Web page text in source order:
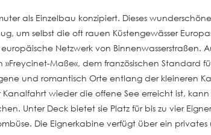
als Einzelbau konzipiert. Dieses
um selbst die oft rauen Küstengewässer
Netzwerk von Binnenwasserstraßen.
Maße«, dem französischen Standard
und romantisch Orte entlang der kleineren
wieder die offene See erreicht ist,
Unter Deck bietet sie Platz für bis zu vier
Die Eignerkabine verfügt über ein